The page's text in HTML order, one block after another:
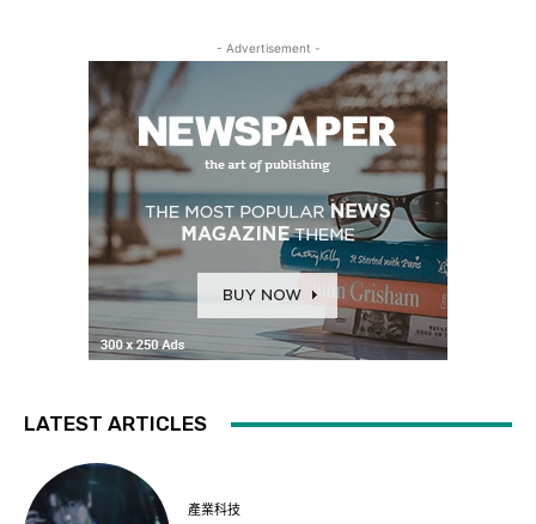
- Advertisement -
LATEST ARTICLES
產業科技